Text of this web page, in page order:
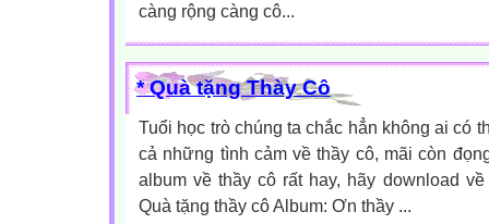
càng rộng càng cô...
* Quà tặng Thày Cô
Tuổi học trò chúng ta chắc hẳn không ai có
cả những tình cảm về thầy cô, mãi còn
album về thầy cô rất hay, hãy download
Quà tặng thầy cô Album: Ơn thầy ...